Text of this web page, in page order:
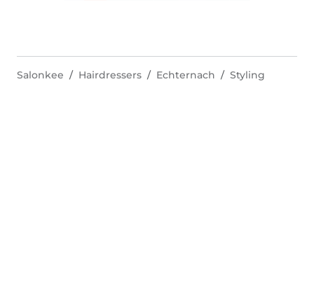
Salonkee Hairdressers Echternach Styling